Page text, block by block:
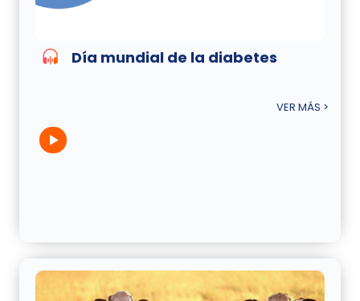
Día mundial de la diabetes
VER MÁS >